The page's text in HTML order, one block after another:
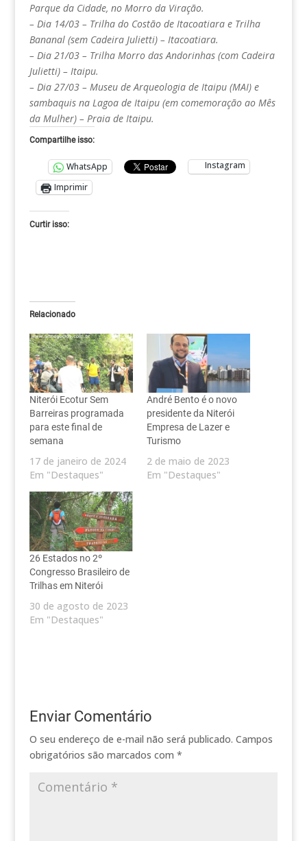
Parque da Cidade, no Morro da Viração.
– Dia 14/03 – Trilha do Costão de Itacoatiara e Trilha
Bananal (sem Cadeira Julietti) – Itacoatiara.
– Dia 21/03 – Trilha Morro das Andorinhas (com Cadeira
Julietti) – Itaipu.
– Dia 27/03 – Museu de Arqueologia de Itaipu (MAI) e
sambaquis na Lagoa de Itaipu (em comemoração ao Mês
da Mulher) – Praia de Itaipu.
Compartilhe isso:
WhatsApp
Instagram
Imprimir
Curtir isso:
Relacionado
Niterói Ecotur Sem
Barreiras programada
para este final de
semana
17 de janeiro de 2024
Em "Destaques"
André Bento é o novo
presidente da Niterói
Empresa de Lazer e
Turismo
2 de maio de 2023
Em "Destaques"
26 Estados no 2º
Congresso Brasileiro de
Trilhas em Niterói
30 de agosto de 2023
Em "Destaques"
Enviar Comentário
O seu endereço de e-mail não será publicado. Campos
obrigatórios são marcados com *